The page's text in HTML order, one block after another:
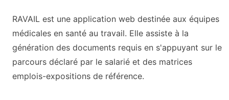
RAVAIL est une application web destinée aux équipes
médicales en santé au travail. Elle assiste à la
génération des documents requis en s'appuyant sur le
parcours déclaré par le salarié et des matrices
emplois-expositions de référence.